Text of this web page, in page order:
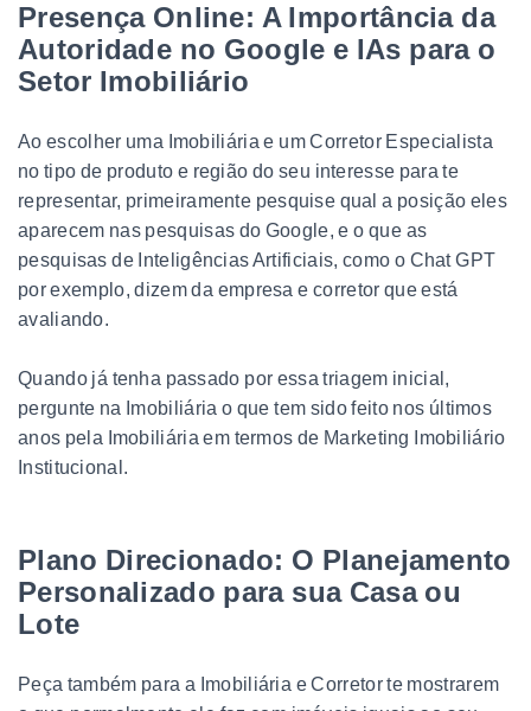
Presença Online: A Importância da
Autoridade no Google e IAs para o
Setor Imobiliário
Ao escolher uma Imobiliária e um Corretor Especialista
no tipo de produto e região do seu interesse para te
representar, primeiramente pesquise qual a posição eles
aparecem nas pesquisas do Google, e o que as
pesquisas de Inteligências Artificiais, como o Chat GPT
por exemplo, dizem da empresa e corretor que está
avaliando.
Quando já tenha passado por essa triagem inicial,
pergunte na Imobiliária o que tem sido feito nos últimos
anos pela Imobiliária em termos de Marketing Imobiliário
Institucional.
Plano Direcionado: O Planejamento
Personalizado para sua Casa ou
Lote
Peça também para a Imobiliária e Corretor te mostrarem